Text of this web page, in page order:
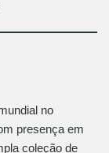
no
presença em
coleção de